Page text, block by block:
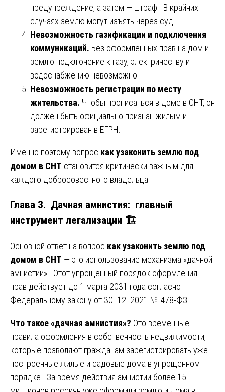
предупреждение, а затем — штраф. В крайних
случаях землю могут изъять через суд.
Невозможность газификации и подключения
коммуникаций. Без оформленных прав на дом и
землю подключение к газу, электричеству и
водоснабжению невозможно.
Невозможность регистрации по месту
жительства. Чтобы прописаться в доме в СНТ, он
должен быть официально признан жилым и
зарегистрирован в ЕГРН.
Именно поэтому вопрос как узаконить землю под
домом в СНТ становится критически важным для
каждого добросовестного владельца.
Глава 3. Дачная амнистия: главный
инструмент легализации 🏗️
Основной ответ на вопрос как узаконить землю под
домом в СНТ — это использование механизма «дачной
амнистии». Этот упрощенный порядок оформления
прав действует до 1 марта 2031 года согласно
Федеральному закону от 30. 12. 2021 № 478-ФЗ.
Что такое «дачная амнистия»? Это временные
правила оформления в собственность недвижимости,
которые позволяют гражданам зарегистрировать уже
построенные жилые и садовые дома в упрощенном
порядке. За время действия амнистии более 15